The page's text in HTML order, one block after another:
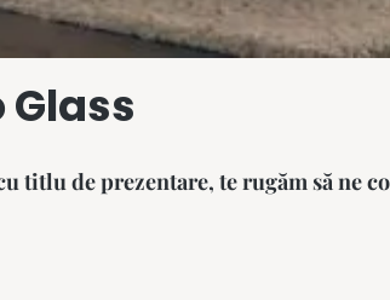
titlu de prezentare, te rugăm să ne